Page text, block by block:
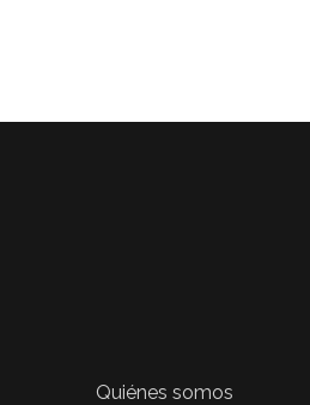
Quiénes somos